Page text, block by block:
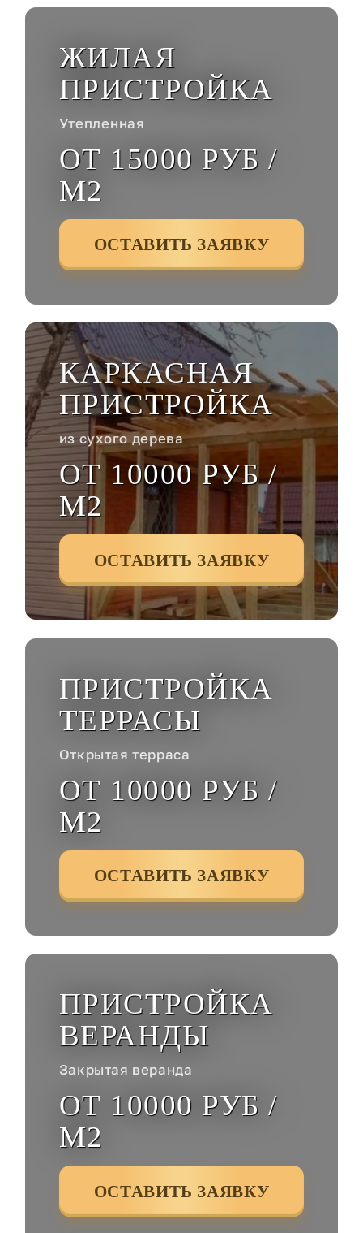
ЖИЛАЯ
ПРИСТРОЙКА
Утепленная
ОТ 15000 РУБ /
М2
ОСТАВИТЬ ЗАЯВКУ
КАРКАСНАЯ
ПРИСТРОЙКА
из сухого дерева
ОТ 10000 РУБ /
М2
ОСТАВИТЬ ЗАЯВКУ
ПРИСТРОЙКА
ТЕРРАСЫ
Открытая терраса
ОТ 10000 РУБ /
М2
ОСТАВИТЬ ЗАЯВКУ
ПРИСТРОЙКА
ВЕРАНДЫ
Закрытая веранда
ОТ 10000 РУБ /
М2
ОСТАВИТЬ ЗАЯВКУ